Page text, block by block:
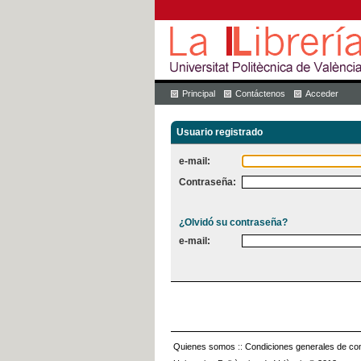
Principal Contáctenos Acceder
Usuario registrado
e-mail:
Contraseña:
¿Olvidó su contraseña?
e-mail:
Quienes somos :: Condiciones generales de